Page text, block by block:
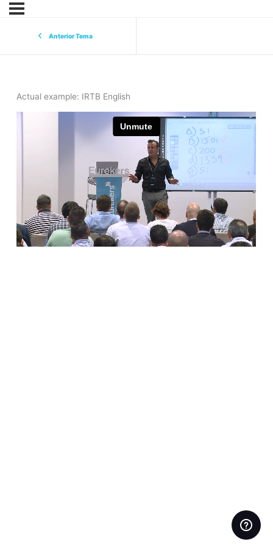
Anterior Tema
Actual example: IRTB English
eurekers